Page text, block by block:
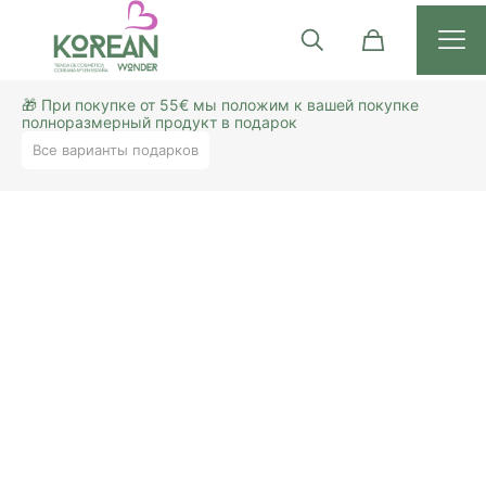
🎁 При покупке от 55€ мы положим к вашей покупке
полноразмерный продукт в подарок
Все варианты подарков